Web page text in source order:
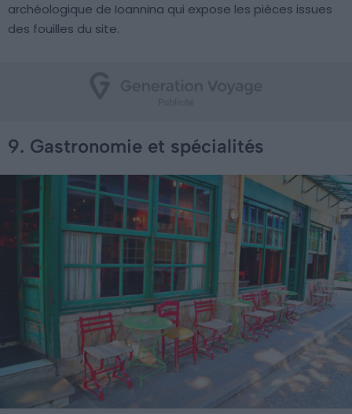
archéologique de Ioannina qui expose les pièces issues
des fouilles du site.
9. Gastronomie et spécialités